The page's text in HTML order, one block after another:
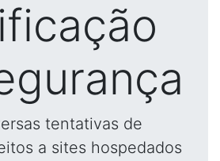
tentativas de
a sites hospedados